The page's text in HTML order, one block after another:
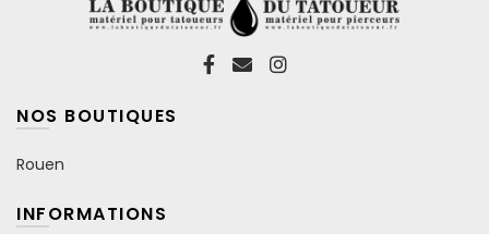
NOS BOUTIQUES
Rouen
INFORMATIONS